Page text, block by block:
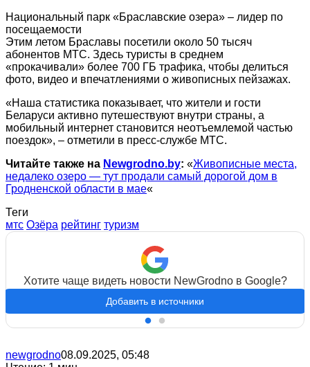
Национальный парк «Браславские озера» – лидер по
посещаемости
Этим летом Браславы посетили около 50 тысяч
абонентов МТС. Здесь туристы в среднем
«прокачивали» более 700 ГБ трафика, чтобы делиться
фото, видео и впечатлениями о живописных пейзажах.
«Наша статистика показывает, что жители и гости
Беларуси активно путешествуют внутри страны, а
мобильный интернет становится неотъемлемой частью
поездок», – отметили в пресс-службе МТС.
Читайте также на Newgrodno.by: «Живописные места,
недалеко озеро — тут продали самый дорогой дом в
Гродненской области в мае«
Теги
мтс Озёра рейтинг туризм
Хотите чаще видеть новости NewGrodno в Google?
Добавить в источники
newgrodno08.09.2025, 05:48